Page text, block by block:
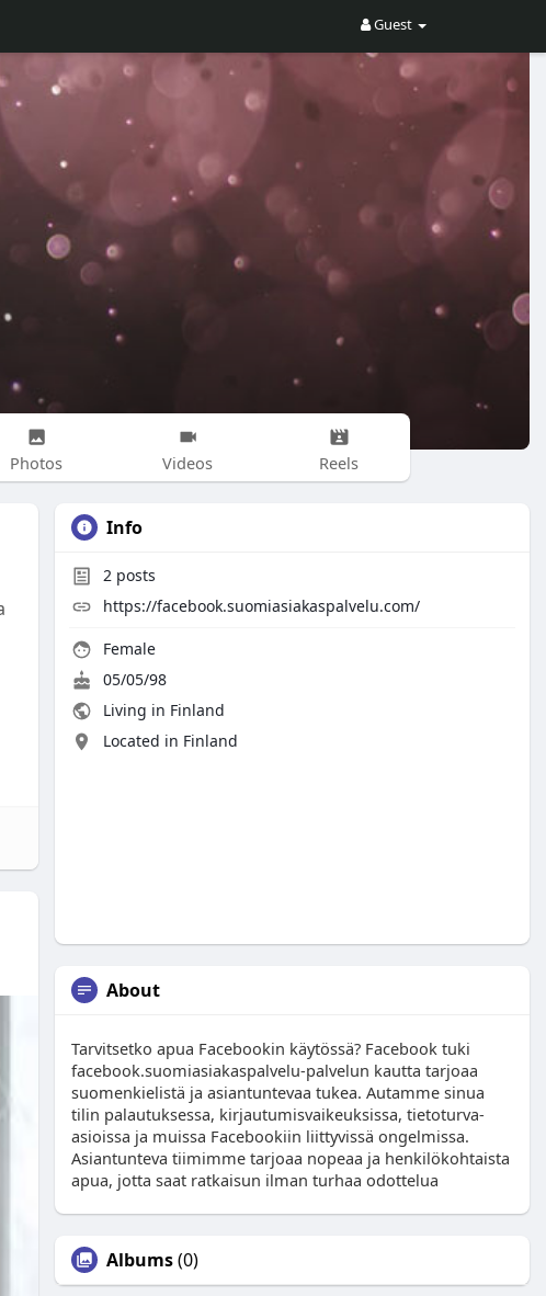
Guest
Photos Videos Reels
Info
2 posts
https://facebook.suomiasiakaspalvelu.com/
Female
05/05/98
Living in Finland
Located in Finland
About
Tarvitsetko apua Facebookin käytössä? Facebook tuki
facebook.suomiasiakaspalvelu-palvelun kautta tarjoaa
suomenkielistä ja asiantuntevaa tukea. Autamme sinua
tilin palautuksessa, kirjautumisvaikeuksissa, tietoturva-
asioissa ja muissa Facebookiin liittyvissä ongelmissa.
Asiantunteva tiimimme tarjoaa nopeaa ja henkilökohtaista
apua, jotta saat ratkaisun ilman turhaa odottelua
Albums(0)